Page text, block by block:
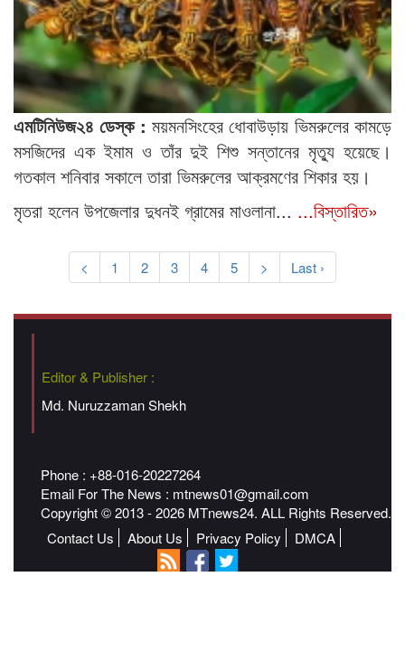
এমটিনিউজ২৪ ডেস্ক : ময়মনসিংহের ধোবাউড়ায় ভিমরুলের কামড়ে
মসজিদের এক ইমাম ও তাঁর দুই শিশু সন্তানের মৃত্যু হয়েছে।
গতকাল শনিবার সকালে তারা ভিমরুলের আক্রমণের শিকার হয়।
মৃতরা হলেন উপজেলার দুধনই গ্রামের মাওলানা... ...বিস্তারিত»
< 1 2 3 4 5 > Last ›
Editor & Publisher :
Md. Nuruzzaman Shekh
Phone : +88-016-20227264
Email For The News : mtnews01@gmail.com
Copyright © 2013 - 2026 MTnews24. ALL Rights Reserved.
Contact Us
About Us Privacy Policy DMCA